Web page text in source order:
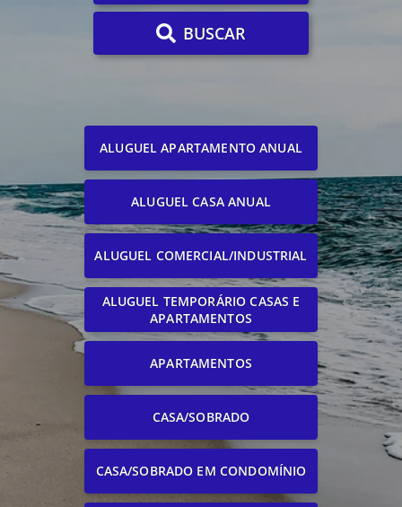
BUSCAR
ALUGUEL APARTAMENTO ANUAL
ALUGUEL CASA ANUAL
ALUGUEL COMERCIAL/INDUSTRIAL
ALUGUEL TEMPORÁRIO CASAS E
APARTAMENTOS
APARTAMENTOS
CASA/SOBRADO
CASA/SOBRADO EM CONDOMÍNIO